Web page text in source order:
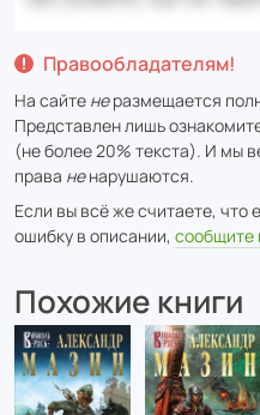
Правообладателям!
На сайте неразмещается
Представлен лишь
(не более 20% текста). И мы
права ненарушаются.
Если вы всё же считаете, что
ошибку в описании, сообщите
Похожие книги